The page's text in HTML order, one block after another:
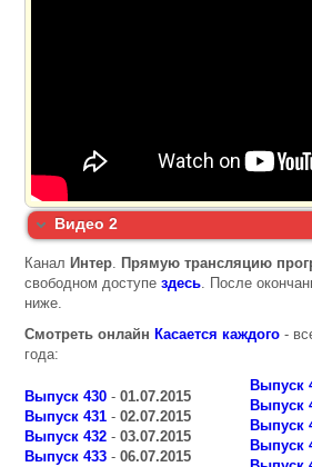
Видео 2
Канал Интер. Прямую трансляцию
свободном доступе здесь. После
ниже.
Смотреть онлайн Касается каждого -
года:
Выпуск 430 - 01.07.2015
Выпуск 431 - 02.07.2015
Выпуск 432 - 03.07.2015
Выпуск 433 - 06.07.2015
Выпуск
Выпуск
Выпуск
Выпуск